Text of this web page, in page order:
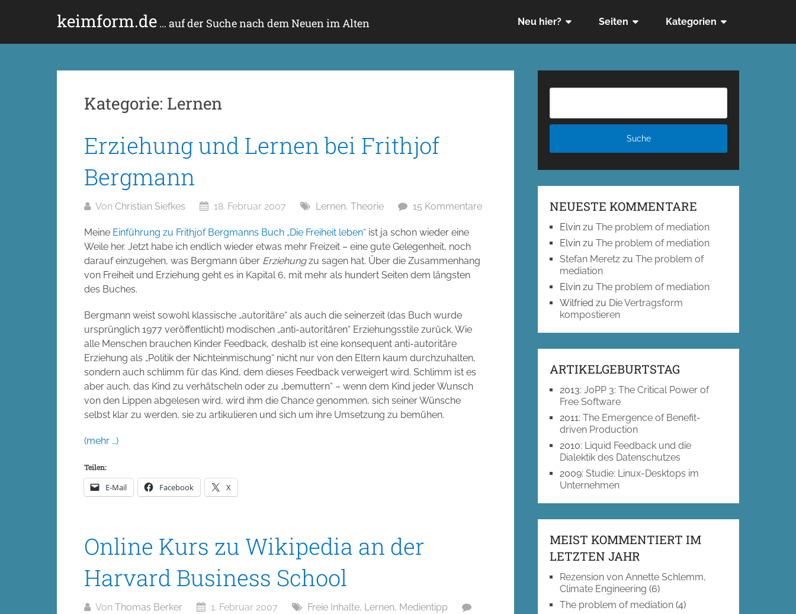
keimform.de … auf der Suche nach dem Neuen im Alten Neu hier? Seiten Kategorien
Kategorie: Lernen
Erziehung und Lernen bei Frithjof
Bergmann
Von Christian Siefkes 18. Februar 2007 Lernen, Theorie 15 Kommentare
Meine Einführung zu Frithjof Bergmanns Buch „Die Freiheit leben“ ist ja schon wieder eine
Weile her. Jetzt habe ich endlich wieder etwas mehr Freizeit – eine gute Gelegenheit, noch
darauf einzugehen, was Bergmann über Erziehungzu sagen hat. Über die Zusammenhang
von Freiheit und Erziehung geht es in Kapital 6, mit mehr als hundert Seiten dem längsten
des Buches.
Bergmann weist sowohl klassische „autoritäre“ als auch die seinerzeit (das Buch wurde
ursprünglich 1977 veröffentlicht) modischen „anti-autoritären“ Erziehungsstile zurück. Wie
alle Menschen brauchen Kinder Feedback, deshalb ist eine konsequent anti-autoritäre
Erziehung als „Politik der Nichteinmischung“ nicht nur von den Eltern kaum durchzuhalten,
sondern auch schlimm für das Kind, dem dieses Feedback verweigert wird. Schlimm ist es
aber auch, das Kind zu verhätscheln oder zu „bemuttern“ – wenn dem Kind jeder Wunsch
von den Lippen abgelesen wird, wird ihm die Chance genommen, sich seiner Wünsche
selbst klar zu werden, sie zu artikulieren und sich um ihre Umsetzung zu bemühen.
(mehr …)
Teilen:
E-Mail Facebook X
Online Kurs zu Wikipedia an der
Harvard Business School
Von Thomas Berker 1. Februar 2007 Freie Inhalte, Lernen, Medientipp
NEUESTE KOMMENTARE
Elvin zuThe problem of mediation
Elvin zuThe problem of mediation
Stefan Meretz zuThe problem of
mediation
Elvin zuThe problem of mediation
Wilfried zu Die Vertragsform
kompostieren
ARTIKELGEBURTSTAG
2013:JoPP 3: The Critical Power of
Free Software
2011:The Emergence of Benefit-
driven Production
2010: Liquid Feedback und die
Dialektik des Datenschutzes
2009:Studie: Linux-Desktops im
Unternehmen
MEIST KOMMENTIERT IM
LETZTEN JAHR
Rezension von Annette Schlemm,
Climate Engineering (6)
The problem of mediation (4)